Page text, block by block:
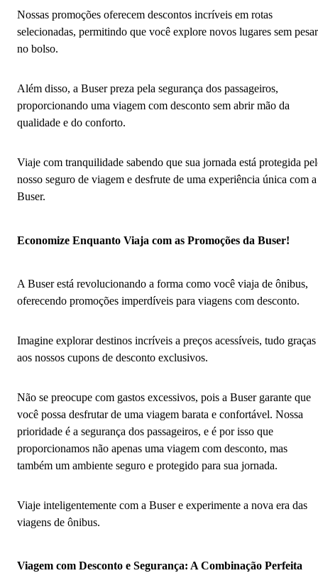
Nossas promoções oferecem descontos incríveis em rotas
selecionadas, permitindo que você explore novos lugares sem pesar
no bolso.
Além disso, a Buser preza pela segurança dos passageiros,
proporcionando uma viagem com desconto sem abrir mão da
qualidade e do conforto.
Viaje com tranquilidade sabendo que sua jornada está protegida
nosso seguro de viagem e desfrute de uma experiência única com a
Buser.
Economize Enquanto Viaja com as Promoções da Buser!
A Buser está revolucionando a forma como você viaja de ônibus,
oferecendo promoções imperdíveis para viagens com desconto.
Imagine explorar destinos incríveis a preços acessíveis, tudo graças
aos nossos cupons de desconto exclusivos.
Não se preocupe com gastos excessivos, pois a Buser garante que
você possa desfrutar de uma viagem barata e confortável. Nossa
prioridade é a segurança dos passageiros, e é por isso que
proporcionamos não apenas uma viagem com desconto, mas
também um ambiente seguro e protegido para sua jornada.
Viaje inteligentemente com a Buser e experimente a nova era das
viagens de ônibus.
Viagem com Desconto e Segurança: A Combinação Perfeita